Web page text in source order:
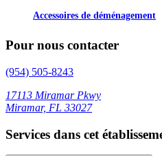
Accessoires de déménagement
Pour nous contacter
(954) 505-8243
17113 Miramar Pkwy
Miramar, FL 33027
Services dans cet